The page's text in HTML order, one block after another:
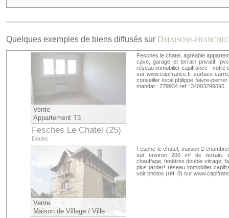
Quelques exemples de biens diffusés sur DMAISONS-
Vente
Appartement T3
Fesches Le Chatel (25)
Doubs
Fesches le chatel, agréable
cave, garage et terrain privatif.
réseau immobilier capifrance - votre
sur www.capifrance.fr surface
conseiller local philippe faivre-
mandat : 279934 ref : 34093299595
Vente
Maison de Village / Ville
Fesche le chatel, maison 2
sur environ 200 m² de terrain.
chauffage, fenêtres double vitrage,
plus tarder! réseau immobilier
voir photos (réf. 0) sur